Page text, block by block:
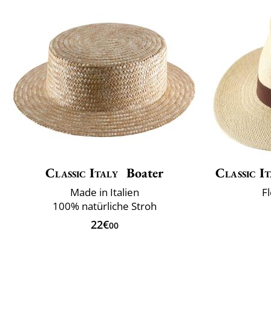
Classic Italy Boater
Made in Italien
100% natürliche Stroh
22€00
Classic